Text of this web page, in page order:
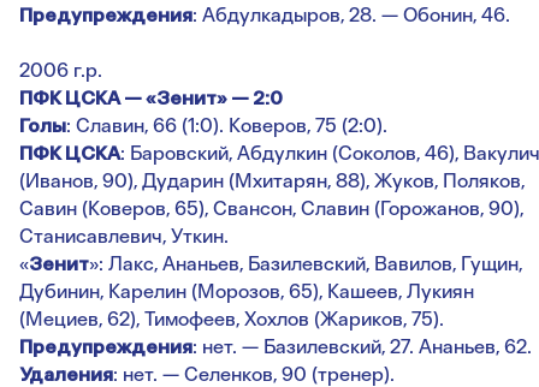
Предупреждения: Абдулкадыров, 28. — Обонин, 46.
2006 г.р.
ПФК ЦСКА — «Зенит» — 2:0
Голы: Славин, 66 (1:0). Коверов, 75 (2:0).
ПФК ЦСКА: Баровский, Абдулкин (Соколов, 46), Вакулич
(Иванов, 90), Дударин (Мхитарян, 88), Жуков, Поляков,
Савин (Коверов, 65), Свансон, Славин (Горожанов, 90),
Станисавлевич, Уткин.
«Зенит»: Лакс, Ананьев, Базилевский, Вавилов, Гущин,
Дубинин, Карелин (Морозов, 65), Кашеев, Лукиян
(Мециев, 62), Тимофеев, Хохлов (Жариков, 75).
Предупреждения: нет. — Базилевский, 27. Ананьев, 62.
Удаления: нет. — Селенков, 90 (тренер).